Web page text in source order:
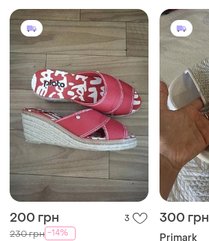
200 грн 3
230 грн -14%
300 грн
Primark